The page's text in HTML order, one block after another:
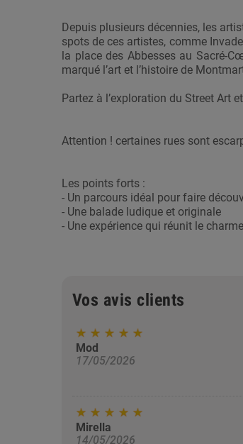
Depuis plusieurs décennies, les
spots de ces artistes, comme
la place des Abbesses au Sacré-
marqué l’art et l’histoire de
Partez à l’exploration du Street Art
Attention ! certaines rues sont
Les points forts :
- Un parcours idéal pour faire
- Une balade ludique et originale
- Une expérience qui réunit le
Vos avis clients
Mod
17/05/2026
Mirella
14/05/2026